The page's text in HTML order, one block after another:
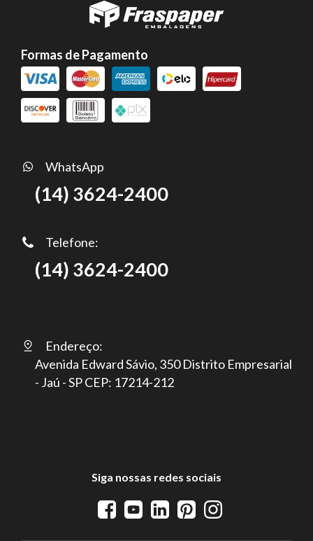
Formas de Pagamento
WhatsApp
(14) 3624-2400
Telefone:
(14) 3624-2400
Endereço:
Avenida Edward Sávio, 350 Distrito Empresarial
- Jaú - SP CEP: 17214-212
Siga nossas redes sociais